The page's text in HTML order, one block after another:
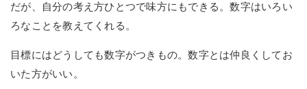
だが、自分の考え方ひとつで味方にもできる。数字はいろい
ろなことを教えてくれる。
目標にはどうしても数字がつきもの。数字とは仲良くしてお
いた方がいい。